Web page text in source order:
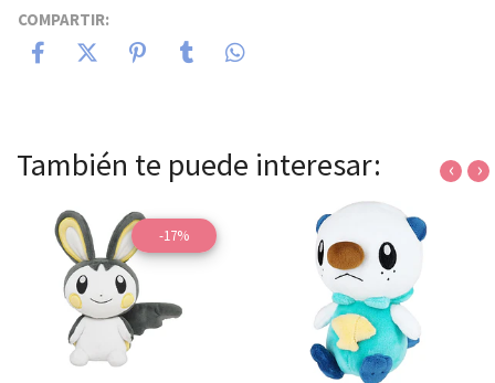
COMPARTIR:
También te puede interesar:
-17%
‹ ›